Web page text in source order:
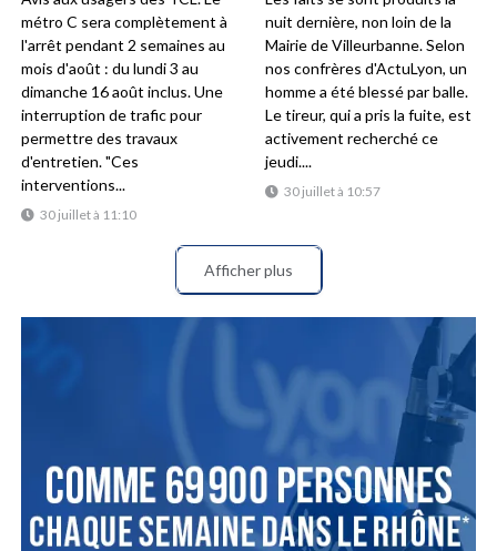
30 juillet à 11:10
métro C sera complètement à
l'arrêt pendant 2 semaines au
mois d'août : du lundi 3 au
dimanche 16 août inclus. Une
interruption de trafic pour
permettre des travaux
d'entretien. "Ces
interventions...
30 juillet à 10:57
nuit dernière, non loin de la
Mairie de Villeurbanne. Selon
nos confrères d'ActuLyon, un
homme a été blessé par balle.
Le tireur, qui a pris la fuite, est
activement recherché ce
jeudi....
Afficher plus